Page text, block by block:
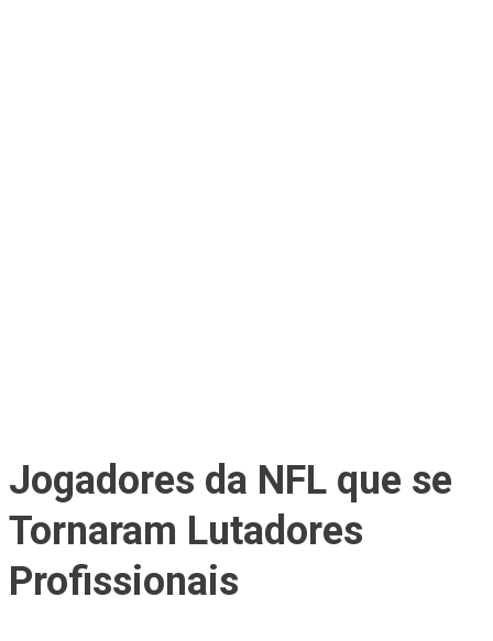
Jogadores da NFL que se
Tornaram Lutadores
Profissionais